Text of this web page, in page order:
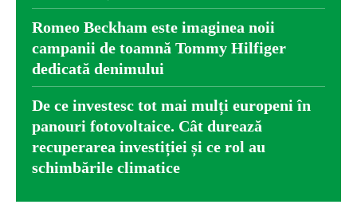
Romeo Beckham este imaginea noii
campanii de toamnă Tommy Hilfiger
dedicată denimului
De ce investesc tot mai mulți europeni în
panouri fotovoltaice. Cât durează
recuperarea investiției și ce rol au
schimbările climatice